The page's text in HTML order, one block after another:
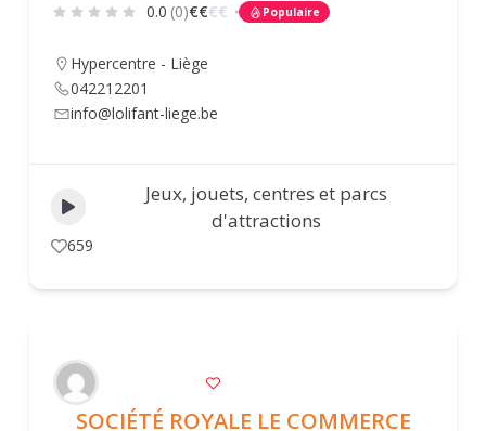
0.0 (0)€€€€ Populaire
Hypercentre - Liège
042212201
info@lolifant-liege.be
Jeux, jouets, centres et parcs
d'attractions
659
SOCIÉTÉ ROYALE LE COMMERCE